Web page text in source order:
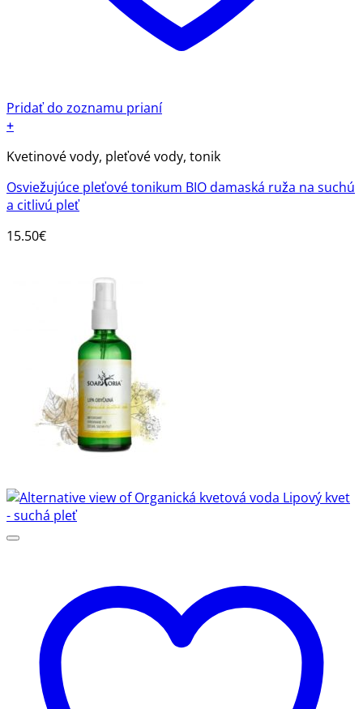
Pridať do zoznamu prianí
+
Kvetinové vody, pleťové vody, tonik
Osviežujúce pleťové tonikum BIO damaská ruža na suchú
a citlivú pleť
15.50€